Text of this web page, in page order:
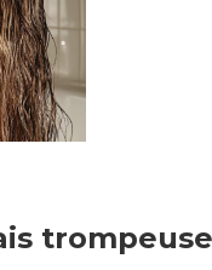
trompeuse